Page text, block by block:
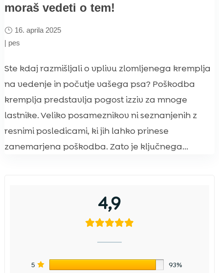
moraš vedeti o tem!
16. aprila 2025
| pes
Ste kdaj razmišljali o vplivu zlomljenega kremplja
na vedenje in počutje vašega psa? Poškodba
kremplja predstavlja pogost izziv za mnoge
lastnike. Veliko posameznikov ni seznanjenih z
resnimi posledicami, ki jih lahko prinese
zanemarjena poškodba. Zato je ključnega...
4,9
5 93%